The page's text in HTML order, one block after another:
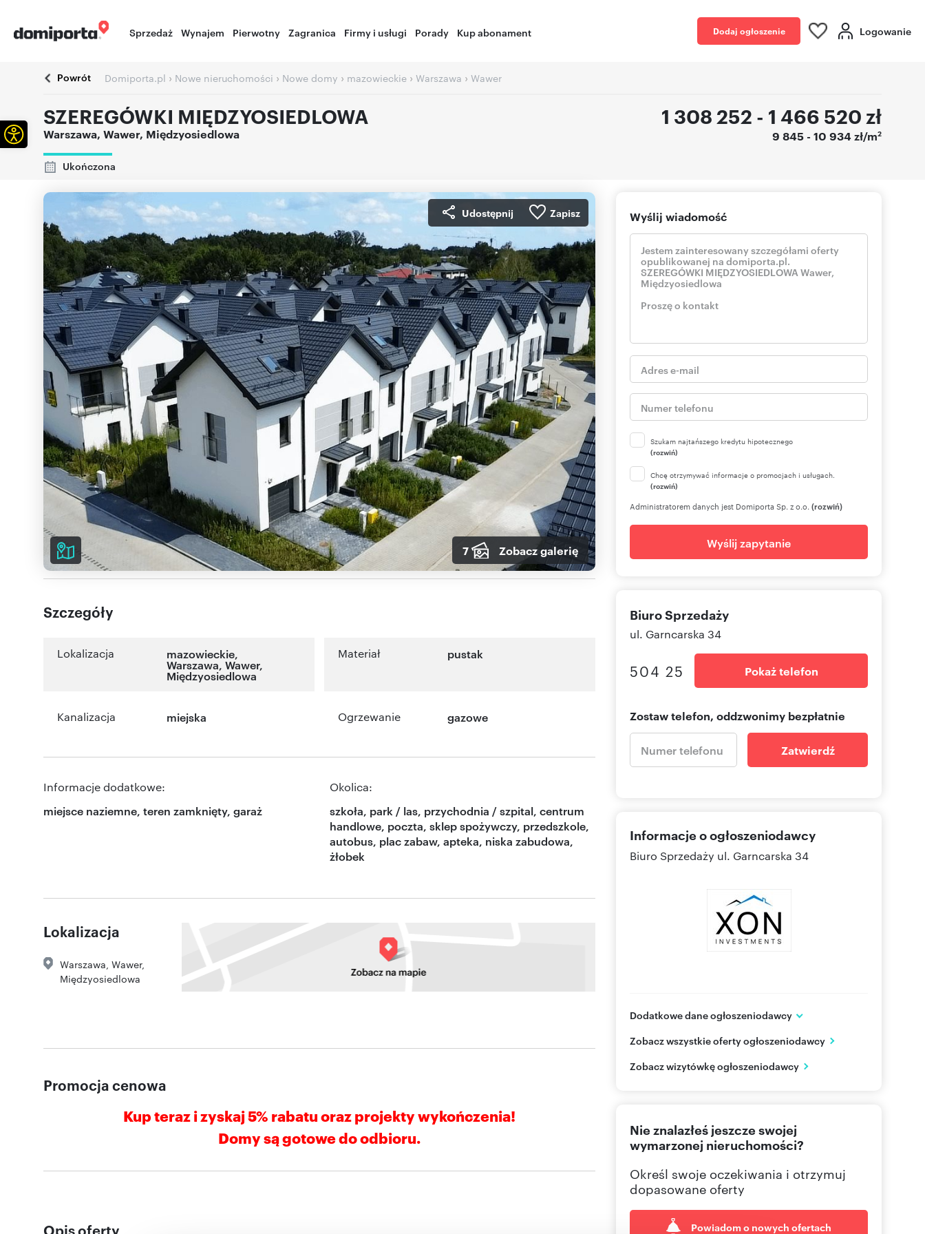
Sprzedaż Wynajem Pierwotny Zagranica Firmy i usługi Porady Kup abonament Dodaj ogłoszenie Logowanie
Powrót Domiporta.pl › Nowe nieruchomości › Nowe domy › mazowieckie › Warszawa › Wawer
SZEREGÓWKI MIĘDZYOSIEDLOWA
Warszawa, Wawer, Międzyosiedlowa
Ukończona
1 308 252 - 1 466 520 zł
9 845 - 10 934 zł/m2
Udostępnij Zapisz
7 Zobacz galerię
Szczegóły
Lokalizacja mazowieckie,
Warszawa,Wawer,
Międzyosiedlowa
Materiał pustak
Kanalizacja miejska Ogrzewanie gazowe
Informacje dodatkowe:
miejsce naziemne, teren zamknięty, garaż
Okolica:
szkoła, park / las, przychodnia / szpital, centrum
handlowe, poczta, sklep spożywczy, przedszkole,
autobus, plac zabaw, apteka, niska zabudowa,
żłobek
Lokalizacja
Warszawa, Wawer,
Międzyosiedlowa
Promocja cenowa
Kup teraz izyskaj 5% rabatuoraz projekty wykończenia!
Domy są gotowe do odbioru.
Opis oferty
Wyślij wiadomość
Szukam najtańszego kredytu hipotecznego
(rozwiń)
Chcę otrzymywać informacje o promocjach i usługach.
(rozwiń)
Administratorem danych jest Domiporta Sp. z o.o. (rozwiń)
Wyślij zapytanie
Biuro Sprzedaży
ul. Garncarska 34
504 25 Pokaż telefon
Zostaw telefon, oddzwonimy bezpłatnie
Zatwierdź
Informacje o ogłoszeniodawcy
Biuro Sprzedaży ul. Garncarska 34
Dodatkowe dane ogłoszeniodawcy
ul. Garncarska 34
śląskie
Zobacz wszystkie oferty ogłoszeniodawcy
Zobacz wizytówkę ogłoszeniodawcy
Nie znalazłeś jeszcze swojej
wymarzonej nieruchomości?
Określ swoje oczekiwania i otrzymuj
dopasowane oferty
Powiadom o nowych ofertach
Otwórz pasek narzędzi